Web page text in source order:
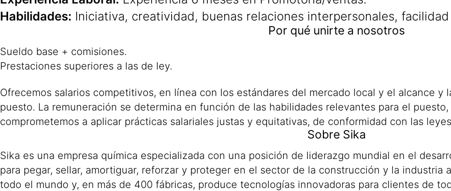
Habilidades: Iniciativa, creatividad, buenas relaciones interpersonales,
Por qué unirte a nosotros
Sueldo base + comisiones.
Prestaciones superiores a las de ley.
Ofrecemos salarios competitivos, en línea con los estándares del mercado local y el alcance y
puesto. La remuneración se determina en función de las habilidades relevantes para el
comprometemos a aplicar prácticas salariales justas y equitativas, de conformidad con las
Sobre Sika
Sika es una empresa química especializada con una posición de liderazgo mundial en el
para pegar, sellar, amortiguar, reforzar y proteger en el sector de la construcción y la industria
todo el mundo y, en más de 400 fábricas, produce tecnologías innovadoras para clientes de